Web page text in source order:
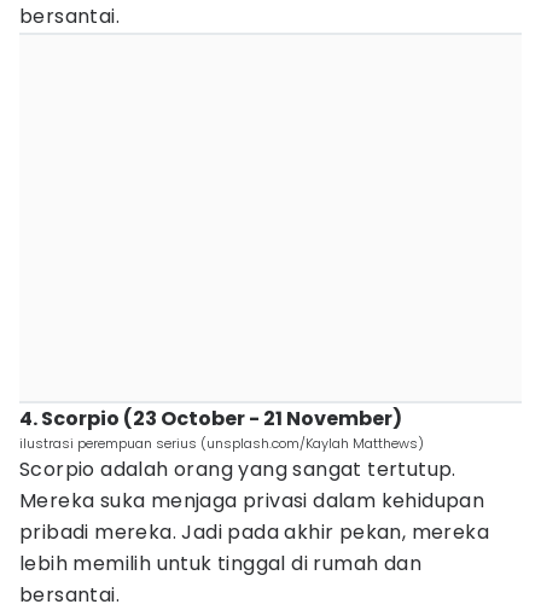
bersantai.
4. Scorpio (23 October - 21 November)
ilustrasi perempuan serius (unsplash.com/Kaylah Matthews)
Scorpio adalah orang yang sangat tertutup.
Mereka suka menjaga privasi dalam kehidupan
pribadi mereka. Jadi pada akhir pekan, mereka
lebih memilih untuk tinggal di rumah dan
bersantai.